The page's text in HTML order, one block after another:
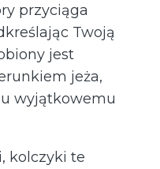
przyciąga
Twoją
jest
jeża,
wyjątkowemu
kolczyki te